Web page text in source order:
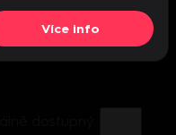
Více info